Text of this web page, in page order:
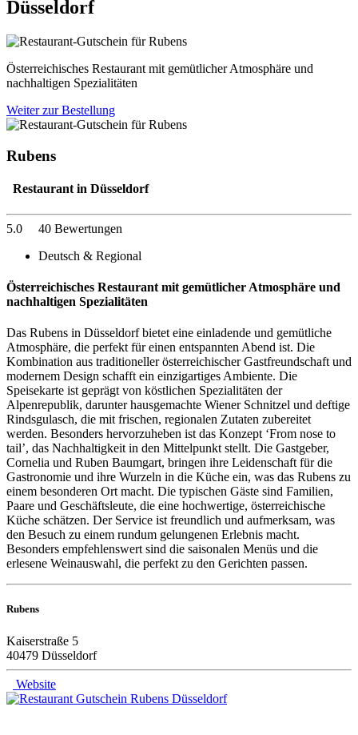
Düsseldorf
Österreichisches Restaurant mit gemütlicher Atmosphäre und
nachhaltigen Spezialitäten
Weiter zur Bestellung
Rubens
Restaurant in Düsseldorf
5.0
40 Bewertungen
Deutsch & Regional
Österreichisches Restaurant mit gemütlicher Atmosphäre und
nachhaltigen Spezialitäten
Das Rubens in Düsseldorf bietet eine einladende und gemütliche
Atmosphäre, die perfekt für einen entspannten Abend ist. Die
Kombination aus traditioneller österreichischer Gastfreundschaft und
modernem Design schafft ein einzigartiges Ambiente. Die
Speisekarte ist geprägt von köstlichen Spezialitäten der
Alpenrepublik, darunter hausgemachte Wiener Schnitzel und deftige
Rindsgulasch, die mit frischen, regionalen Zutaten zubereitet
werden. Besonders hervorzuheben ist das Konzept ‘From nose to
tail’, das Nachhaltigkeit in den Mittelpunkt stellt. Die Gastgeber,
Cornelia und Ruben Baumgart, bringen ihre Leidenschaft für die
Gastronomie und ihre Wurzeln in die Küche ein, was das Rubens zu
einem besonderen Ort macht. Die typischen Gäste sind Familien,
Paare und Geschäftsleute, die eine hochwertige, österreichische
Küche schätzen. Der Service ist freundlich und aufmerksam, was
den Besuch zu einem rundum gelungenen Erlebnis macht.
Besonders empfehlenswert sind die saisonalen Menüs und die
erlesene Weinauswahl, die perfekt zu den Gerichten passen.
Rubens
Kaiserstraße 5
40479 Düsseldorf
Website